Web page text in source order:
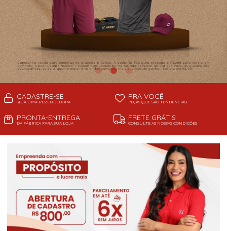
CADASTRE-SE
SEJA UMA REVENDEDORA
PRA VOCÊ
PEÇAS QUE SÃO TENDÊNCIAS!
PRONTA-ENTREGA
DA FÁBRICA PARA SUA LOJA
FRETE GRÁTIS
CONSULTE AS NOSSAS CONDIÇÕES